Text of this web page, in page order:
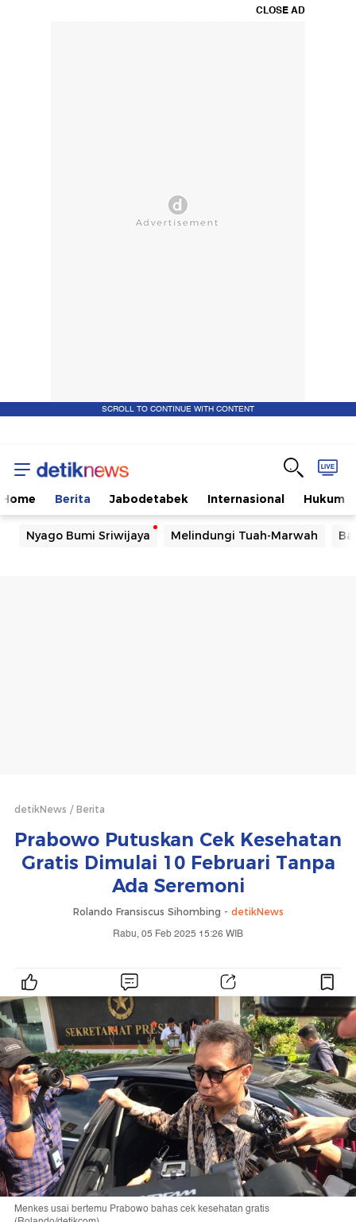
CLOSE AD
SCROLL TO CONTINUE WITH CONTENT
Home Berita Jabodetabek Internasional Hukum
Nyago Bumi Sriwijaya Melindungi Tuah-Marwah
detikNews Berita
Prabowo Putuskan Cek Kesehatan
Gratis Dimulai 10 Februari Tanpa
Ada Seremoni
Rolando Fransiscus Sihombing - detikNews
Rabu, 05 Feb 2025 15:26 WIB
Menkes usai bertemu Prabowo bahas cek kesehatan gratis